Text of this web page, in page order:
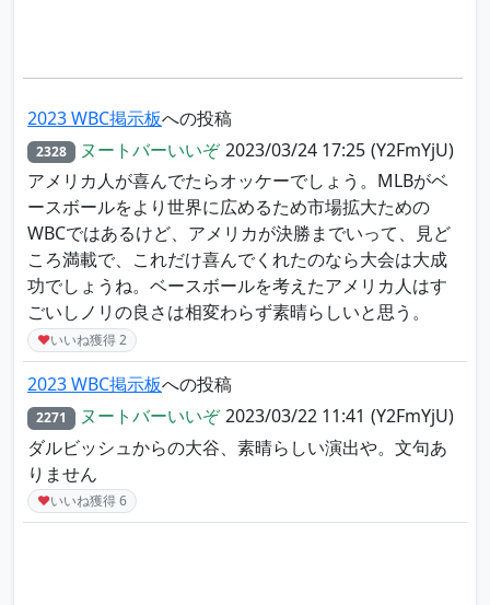
2023 WBC掲示板への投稿
2328 ヌートバーいいぞ 2023/03/24 17:25 (Y2FmYjU)
アメリカ人が喜んでたらオッケーでしょう。MLBがベ
ースボールをより世界に広めるため市場拡大ための
WBCではあるけど、アメリカが決勝までいって、見ど
ころ満載で、これだけ喜んでくれたのなら大会は大成
功でしょうね。ベースボールを考えたアメリカ人はす
ごいしノリの良さは相変わらず素晴らしいと思う。
♥いいね獲得2
2023 WBC掲示板への投稿
2271 ヌートバーいいぞ 2023/03/22 11:41 (Y2FmYjU)
ダルビッシュからの大谷、素晴らしい演出や。文句あ
りません
♥いいね獲得6